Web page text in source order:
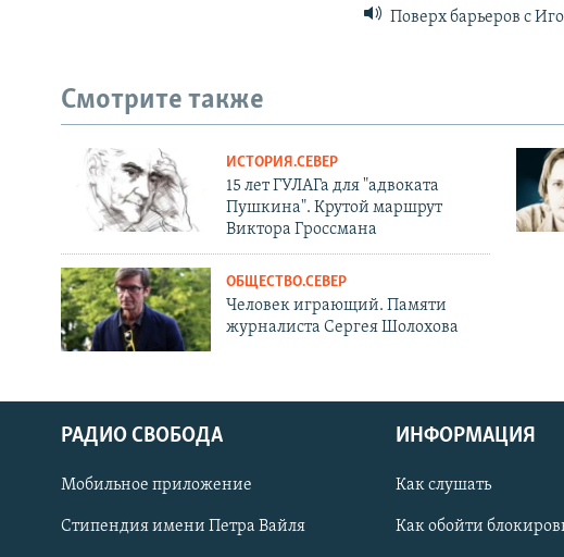
СОЦИАЛЬНЫЕ СЕТИ
Поверх барьеров с
Смотрите также
ИСТОРИЯ.СЕВЕР
15 лет ГУЛАГа для "адвоката
Пушкина". Крутой маршрут
Виктора Гроссмана
ОБЩЕСТВО.СЕВЕР
Человек играющий. Памяти
журналиста Сергея Шолохова
РАДИО СВОБОДА
Мобильное приложение
Стипендия имени Петра Вайля
ИНФОРМАЦИЯ
Как слушать
Как обойти